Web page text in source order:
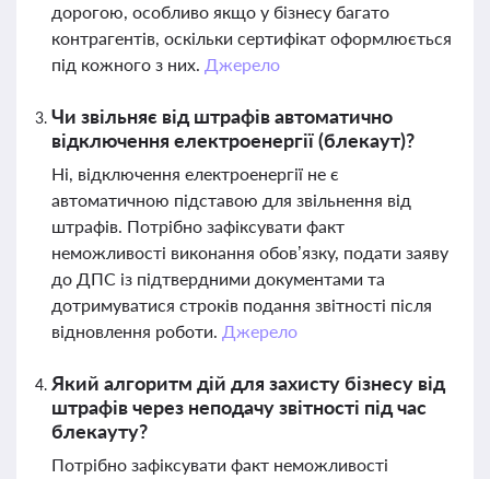
дорогою, особливо якщо у бізнесу багато
контрагентів, оскільки сертифікат оформлюється
під кожного з них. Джерело
Чи звільняє від штрафів автоматично
відключення електроенергії (блекаут)?
Ні, відключення електроенергії не є
автоматичною підставою для звільнення від
штрафів. Потрібно зафіксувати факт
неможливості виконання обов’язку, подати заяву
до ДПС із підтвердними документами та
дотримуватися строків подання звітності після
відновлення роботи. Джерело
Який алгоритм дій для захисту бізнесу від
штрафів через неподачу звітності під час
блекауту?
Потрібно зафіксувати факт неможливості